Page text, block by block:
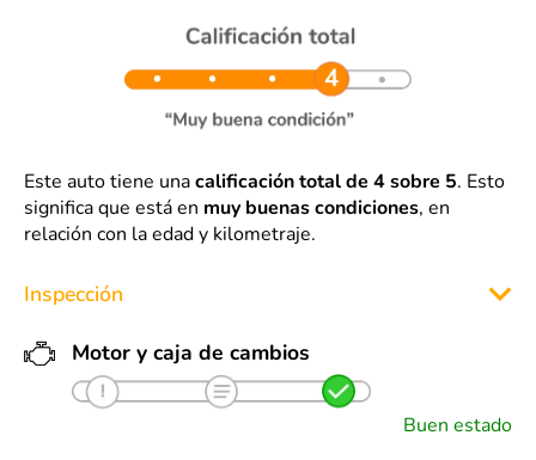
Este auto tiene unacalificación total de 4 sobre 5. Esto
significa que está en muy buenas condiciones, en
relación con la edad y kilometraje.
Inspección
Motor y caja de cambios
Buen estado